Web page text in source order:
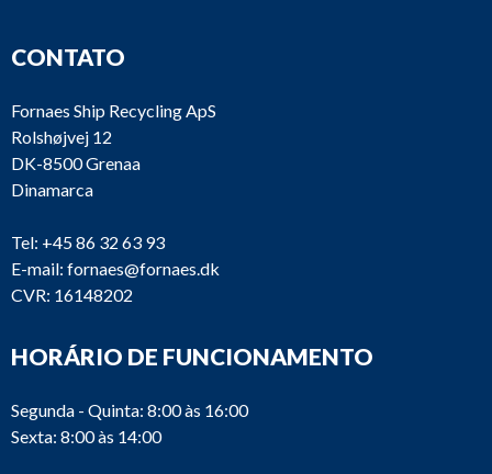
CONTATO
Fornaes Ship Recycling ApS
Rolshøjvej 12
DK-8500 Grenaa
Dinamarca
Tel: +45 86 32 63 93
E-mail: fornaes@fornaes.dk
CVR: 16148202
HORÁRIO DE FUNCIONAMENTO
Segunda - Quinta: 8:00 às 16:00
Sexta: 8:00 às 14:00